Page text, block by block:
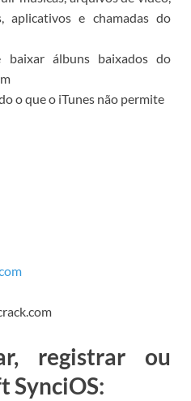
aplicativos e chamadas do
baixar álbuns baixados do
o que o iTunes não permite
registrar ou
SynciOS: